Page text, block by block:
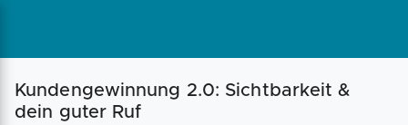
Magazin Businessplan Fördermittel
Kundengewinnung 2.0: Sichtbarkeit &
dein guter Ruf